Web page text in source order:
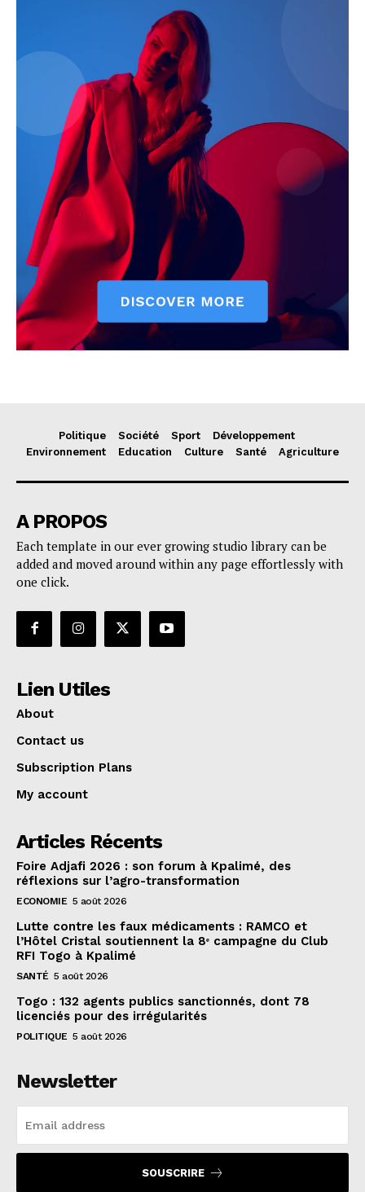
Politique Société Sport
Développement
Environnement
Education Culture Santé Agriculture
A PROPOS
Each template in our ever growing studio library can be
added and moved around within any page effortlessly with
one click.
Lien Utiles
About
Contact us
Subscription Plans
My account
Articles Récents
Foire Adjafi 2026 : son forum à Kpalimé, des
réflexions sur l’agro-transformation
ECONOMIE 5 août 2026
Lutte contre les faux médicaments : RAMCO et
l’Hôtel Cristal soutiennent la 8ᵉ campagne du Club
RFI Togo à Kpalimé
SANTÉ 5 août 2026
Togo : 132 agents publics sanctionnés, dont 78
licenciés pour des irrégularités
POLITIQUE 5 août 2026
Newsletter
SOUSCRIRE